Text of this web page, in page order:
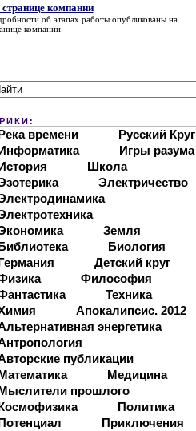
компании
об этапах работы опубликованы на
компании.
времени
Русский Круг
Игры разума
Школа
Электричество
Земля
Биология
Детский круг
Философия
Техника
Апокалипсис. 2012
энергетика
публикации
Медицина
прошлого
Политика
Приключения